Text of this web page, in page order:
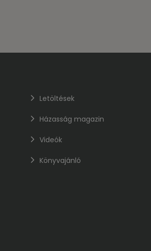
Letöltések
Házasság magazin
Videók
Könyvajánló